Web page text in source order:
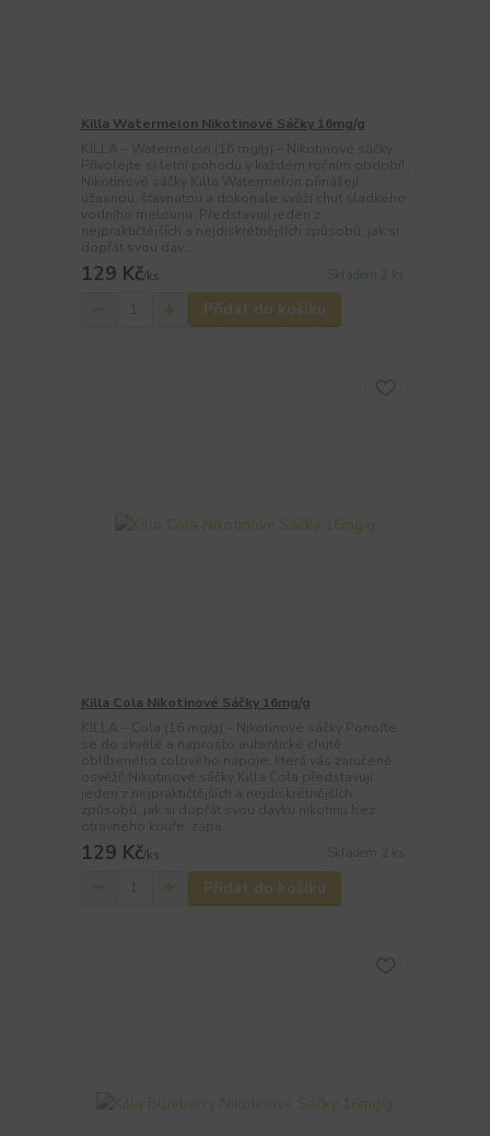
Killa Watermelon Nikotinové Sáčky 16mg/g
129 Kč/ks Skladem 2 ks
Přidat do košíku
Killa Cola Nikotinové Sáčky 16mg/g
129 Kč/ks Skladem 2 ks
Přidat do košíku